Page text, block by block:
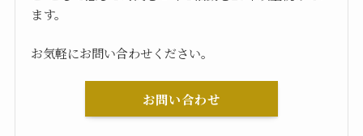
ます。
お気軽にお問い合わせください。
お問い合わせ